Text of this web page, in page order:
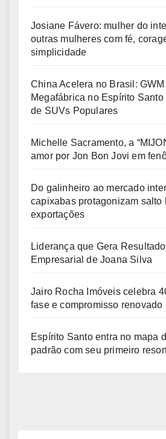
Josiane Fávero: mulher do
outras mulheres com fé,
simplicidade
China Acelera no Brasil:
Megafábrica no Espírito
de SUVs Populares
Michelle Sacramento, a
amor por Jon Bon Jovi em
Do galinheiro ao mercado
capixabas protagonizam salto
exportações
Liderança que Gera
Empresarial de Joana Silva
Jairo Rocha Imóveis celebra
fase e compromisso renovado
Espírito Santo entra no mapa
padrão com seu primeiro